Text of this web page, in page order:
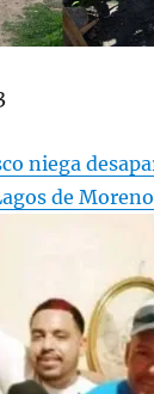
niega
de Moreno